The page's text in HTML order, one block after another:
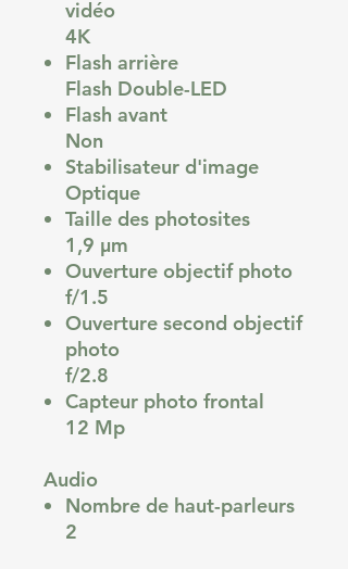
vidéo
4K
Flash arrière
Flash Double-LED
Flash avant
Non
Stabilisateur d'image
Optique
Taille des photosites
1,9 µm
Ouverture objectif photo
f/1.5
Ouverture second objectif
photo
f/2.8
Capteur photo frontal
12 Mp
Audio
Nombre de haut-parleurs
2